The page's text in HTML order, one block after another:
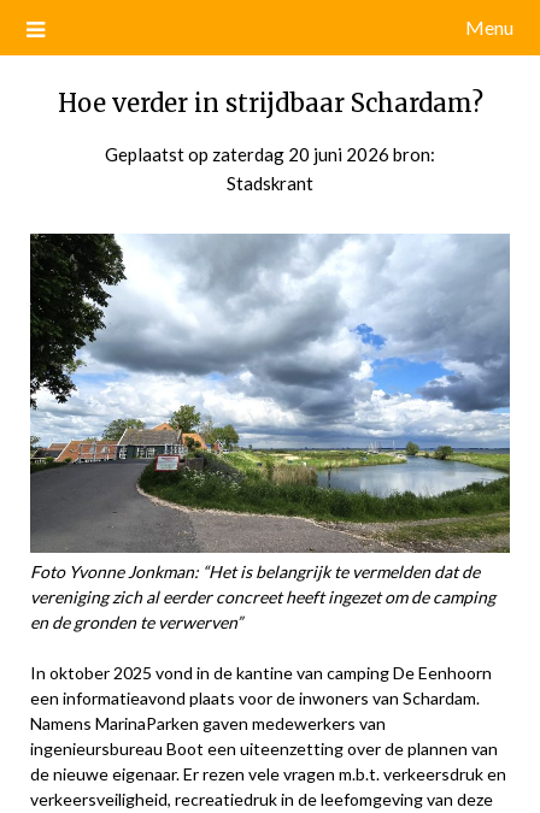
Menu
Hoe verder in strijdbaar Schardam?
Geplaatst op zaterdag 20 juni 2026 door
bron:
Stadskrant
Foto Yvonne Jonkman: “Het is belangrijk te vermelden dat de
vereniging zich al eerder concreet heeft ingezet om de camping
en de gronden te verwerven”
In oktober 2025 vond in de kantine van camping De Eenhoorn
een informatieavond plaats voor de inwoners van Schardam.
Namens MarinaParken gaven medewerkers van
ingenieursbureau Boot een uiteenzetting over de plannen van
de nieuwe eigenaar. Er rezen vele vragen m.b.t. verkeersdruk en
verkeersveiligheid, recreatiedruk in de leefomgeving van deze